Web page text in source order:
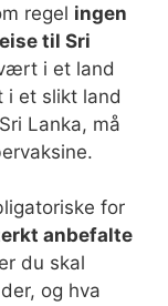
regel ingen
til Sri
i et land
i et slikt land
Lanka, må
for
anbefalte
du skal
og hva